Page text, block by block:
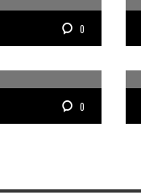
0
DES
0